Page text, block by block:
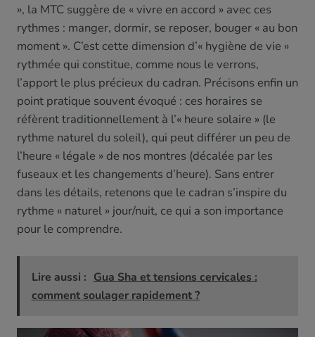
», la MTC suggère de « vivre en accord » avec ces
rythmes : manger, dormir, se reposer, bouger « au bon
moment ». C’est cette dimension d’« hygiène de vie »
rythmée qui constitue, comme nous le verrons,
l’apport le plus précieux du cadran. Précisons enfin un
point pratique souvent évoqué : ces horaires se
réfèrent traditionnellement à l’« heure solaire » (le
rythme naturel du soleil), qui peut différer un peu de
l’heure « légale » de nos montres (décalée par les
fuseaux et les changements d’heure). Sans entrer
dans les détails, retenons que le cadran s’inspire du
rythme « naturel » jour/nuit, ce qui a son importance
pour le comprendre.
Lire aussi : Gua Sha et tensions cervicales :
comment soulager rapidement ?